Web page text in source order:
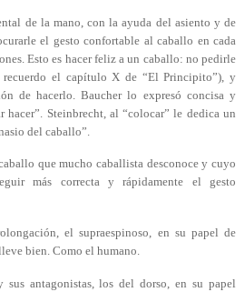
de la mano, con la ayuda del asiento y de
el gesto confortable al caballo en cada
Esto es hacer feliz a un caballo: no pedirle
recuerdo el capítulo X de “El Principito”), y
de hacerlo. Baucher lo expresó concisa y
hacer”. Steinbrecht, al “colocar” le dedica un
del caballo”.
que mucho caballista desconoce y cuyo
más correcta y rápidamente el gesto
el supraespinoso, en su papel de
bien. Como el humano.
sus antagonistas, los del dorso, en su papel